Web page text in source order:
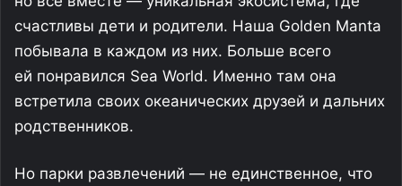
счастливы дети и родители. Наша Golden Manta
побывала в каждом из них. Больше всего
ей понравился Sea World. Именно там она
встретила своих океанических друзей и дальних
родственников.
Но парки развлечений — не единственное, что